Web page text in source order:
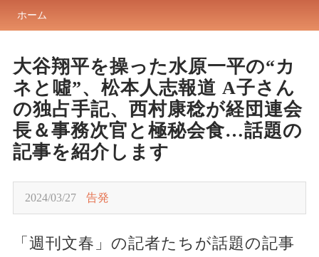
ホーム
大谷翔平を操った水原一平の“カ
ネと噓”、松本人志報道 A子さん
の独占手記、西村康稔が経団連会
長＆事務次官と極秘会食…話題の
記事を紹介します
2024/03/27 告発
「週刊文春」の記者たちが話題の記事